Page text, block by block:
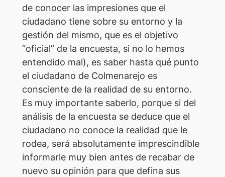
de conocer las impresiones que el
ciudadano tiene sobre su entorno y la
gestión del mismo, que es el objetivo
“oficial” de la encuesta, si no lo hemos
entendido mal), es saber hasta qué punto
el ciudadano de Colmenarejo es
consciente de la realidad de su entorno.
Es muy importante saberlo, porque si del
análisis de la encuesta se deduce que el
ciudadano no conoce la realidad que le
rodea, será absolutamente imprescindible
informarle muy bien antes de recabar de
nuevo su opinión para que defina sus